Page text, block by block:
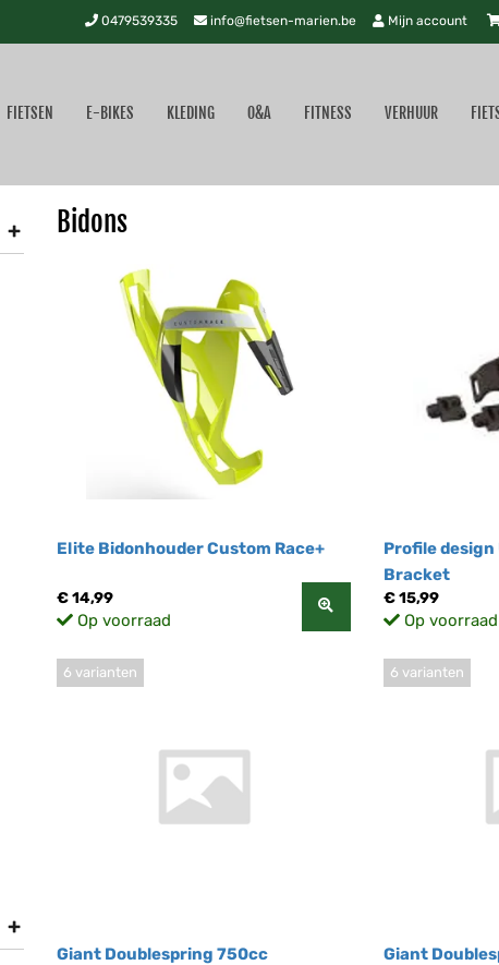
0479539335 info@fietsen-marien.be Mijn account
FIETSEN E-BIKES KLEDING O&A FITNESS VERHUUR
+
+
Bidons
Elite Bidonhouder Custom Race+
€ 14,99
Op voorraad
Profile
Bracket
€ 15,99
Op voorraad
Giant Doublespring 750cc
6 varianten
Giant
6 varianten